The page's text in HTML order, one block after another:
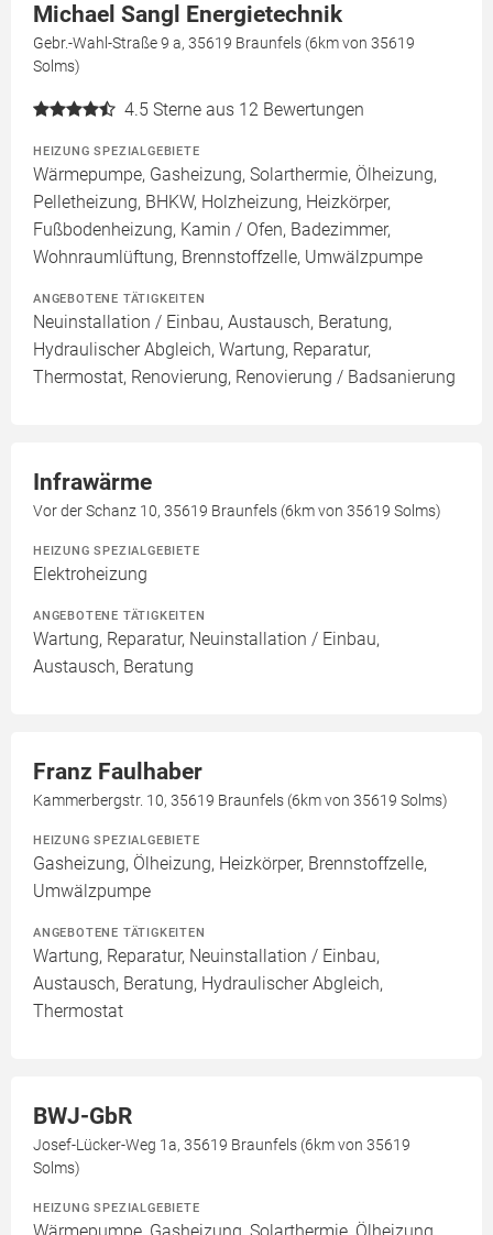
Michael Sangl Energietechnik
Gebr.-Wahl-Straße 9 a, 35619 Braunfels (6km von 35619
Solms)
4.5 Sterne aus 12 Bewertungen
HEIZUNG SPEZIALGEBIETE
Wärmepumpe, Gasheizung, Solarthermie, Ölheizung,
Pelletheizung, BHKW, Holzheizung, Heizkörper,
Fußbodenheizung, Kamin / Ofen, Badezimmer,
Wohnraumlüftung, Brennstoffzelle, Umwälzpumpe
ANGEBOTENE TÄTIGKEITEN
Neuinstallation / Einbau, Austausch, Beratung,
Hydraulischer Abgleich, Wartung, Reparatur,
Thermostat, Renovierung, Renovierung / Badsanierung
Infrawärme
Vor der Schanz 10, 35619 Braunfels (6km von 35619 Solms)
HEIZUNG SPEZIALGEBIETE
Elektroheizung
ANGEBOTENE TÄTIGKEITEN
Wartung, Reparatur, Neuinstallation / Einbau,
Austausch, Beratung
Franz Faulhaber
Kammerbergstr. 10, 35619 Braunfels (6km von 35619 Solms)
HEIZUNG SPEZIALGEBIETE
Gasheizung, Ölheizung, Heizkörper, Brennstoffzelle,
Umwälzpumpe
ANGEBOTENE TÄTIGKEITEN
Wartung, Reparatur, Neuinstallation / Einbau,
Austausch, Beratung, Hydraulischer Abgleich,
Thermostat
BWJ-GbR
Josef-Lücker-Weg 1a, 35619 Braunfels (6km von 35619
Solms)
HEIZUNG SPEZIALGEBIETE